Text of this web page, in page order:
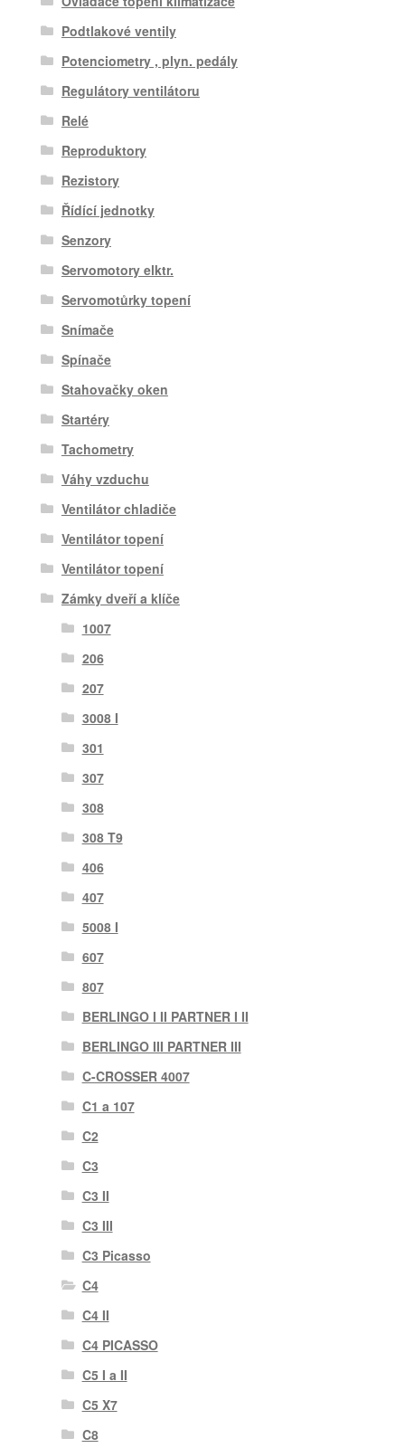
Podtlakové ventily
Potenciometry , plyn. pedály
Regulátory ventilátoru
Relé
Reproduktory
Rezistory
Řídící jednotky
Senzory
Servomotory elktr.
Servomotůrky topení
Snímače
Spínače
Stahovačky oken
Startéry
Tachometry
Váhy vzduchu
Ventilátor chladiče
Ventilátor topení
Ventilátor topení
Zámky dveří a klíče
1007
206
207
3008 I
301
307
308
308 T9
406
407
5008 I
607
807
BERLINGO I II PARTNER I II
BERLINGO III PARTNER III
C-CROSSER 4007
C1 a 107
C2
C3
C3 II
C3 III
C3 Picasso
C4
C4 II
C4 PICASSO
C5 I a II
C5 X7
C8